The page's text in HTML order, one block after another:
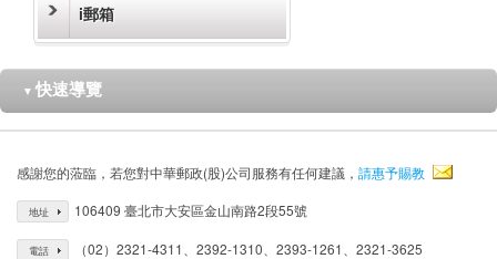
i郵箱
▼ 快速導覽
感謝您的蒞臨，若您對中華郵政(股)公司服務有任何建議， 請惠予賜教
地址 106409 臺北市大安區金山南路2段55號
電話 （02）2321-4311、2392-1310、2393-1261、2321-3625